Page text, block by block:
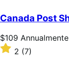
5
stelle
Canada Post
Prezzo
$109
Annualmente
$109 Annualmente
Valutato
2
2 (7)